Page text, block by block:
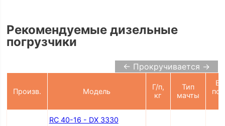
Рекомендуемые дизельные
погрузчики
← Прокручивается →
Произв. Модель
Г/п,
кг
Тип
мачты
RC 40-16 - DX 3330